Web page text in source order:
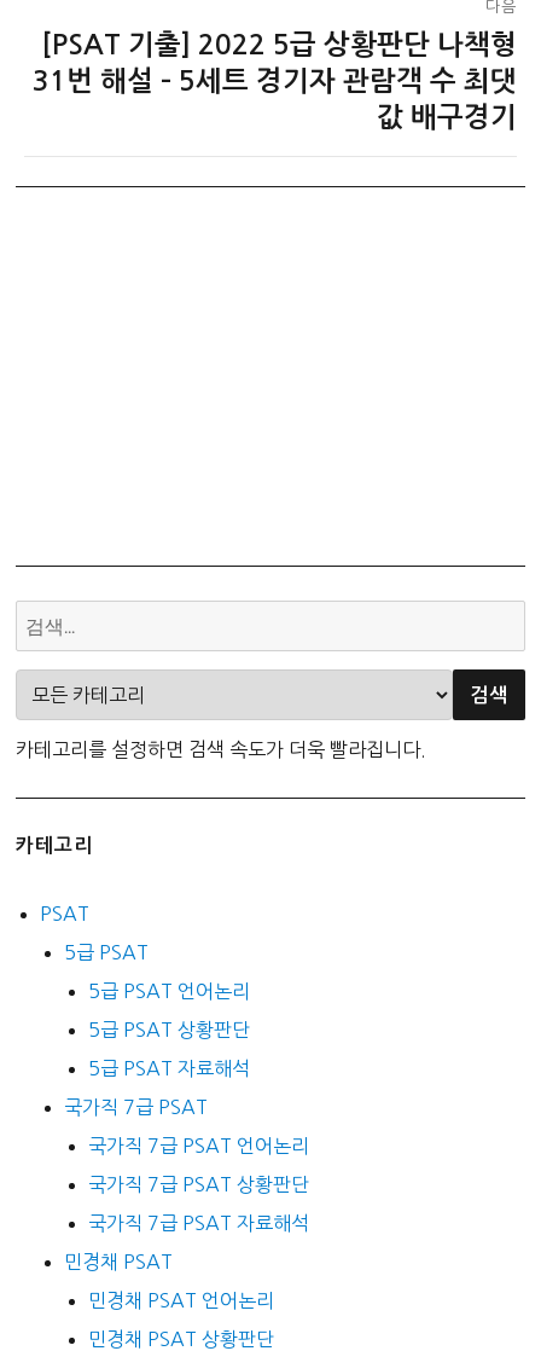
다음
음
[PSAT 기출] 2022 5급 상황판단 나책형
31번 해설 – 5세트 경기자 관람객 수 최댓
값 배구경기
카테고리를 설정하면 검색 속도가 더욱 빨라집니다.
카테고리
PSAT
5급 PSAT
5급 PSAT 언어논리
5급 PSAT 상황판단
5급 PSAT 자료해석
국가직 7급 PSAT
국가직 7급 PSAT 언어논리
국가직 7급 PSAT 상황판단
국가직 7급 PSAT 자료해석
민경채 PSAT
민경채 PSAT 언어논리
민경채 PSAT 상황판단